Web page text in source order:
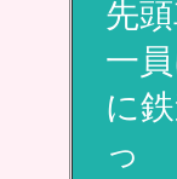
先
一
に
っ